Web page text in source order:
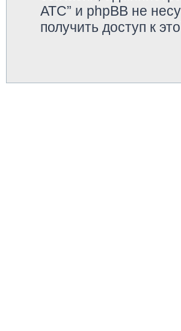
АТС” и phpBB не
получить доступ к